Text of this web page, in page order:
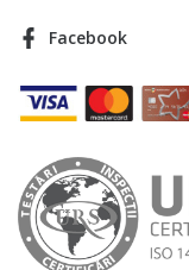
Facebook